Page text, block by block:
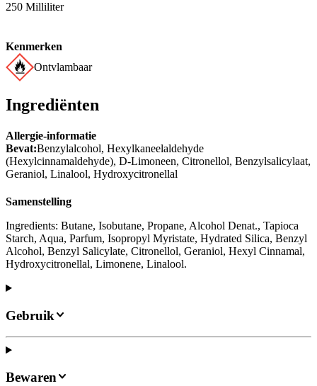
250 Milliliter
Kenmerken
Ontvlambaar
Ingrediënten
Allergie-informatie
Bevat:Benzylalcohol, Hexylkaneelaldehyde
(Hexylcinnamaldehyde), D-Limoneen, Citronellol, Benzylsalicylaat,
Geraniol, Linalool, Hydroxycitronellal
Samenstelling
Ingredients: Butane, Isobutane, Propane, Alcohol Denat., Tapioca
Starch, Aqua, Parfum, Isopropyl Myristate, Hydrated Silica, Benzyl
Alcohol, Benzyl Salicylate, Citronellol, Geraniol, Hexyl Cinnamal,
Hydroxycitronellal, Limonene, Linalool.
Gebruik
Bewaren